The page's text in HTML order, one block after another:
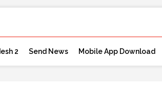
2 Send News Mobile App Download